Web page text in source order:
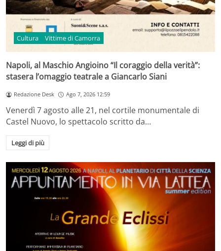
Cultura Vittime di Camorra
Napoli, al Maschio Angioino “Il coraggio della verità”:
stasera l’omaggio teatrale a Giancarlo Siani
Redazione Desk Ago 7, 2026 12:59
Venerdì 7 agosto alle 21, nel cortile monumentale di
Castel Nuovo, lo spettacolo scritto da…
Leggi di più